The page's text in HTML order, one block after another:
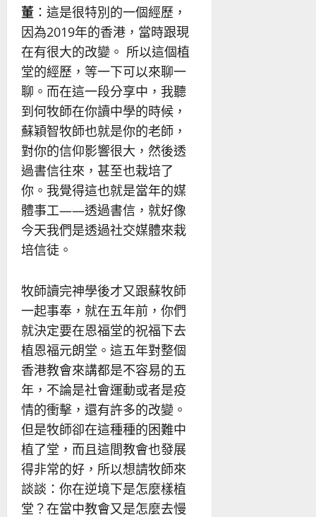
董 ：這是很特別的一個經歷，
因為2019年的香港，當時跟現
在有很大的改變。 所以這個植
堂的經歷，等一下可以來聊一
聊。而在這一段分享中，我聽
到何牧師在你讀中學的時候，
蘇穎智牧師也就是你的老師，
對你的信仰影響很大，然後透
過書信往來，甚至也栽培了
你。我覺得這也就是當年的媒
體事工——透過書信，就好像
今天我們是透過社交媒體來栽
培信徒。
牧師讀完神學後才又跟蘇牧師
一起事奉，就在五年前，你們
就決定要在恩福堂的祝福下去
植恩福元朗堂。這五年對整個
香港教會來講都是不容易的五
年，不論是社會運動或者是疫
情的衝擊，還有許多的改變。
但是牧師卻在這種種的困難中
植了堂，而且這間教會也發展
得非常的好，所以想請牧師來
談談：你在逆境下是怎麼樣植
堂？在當中教會又是怎麼去慢